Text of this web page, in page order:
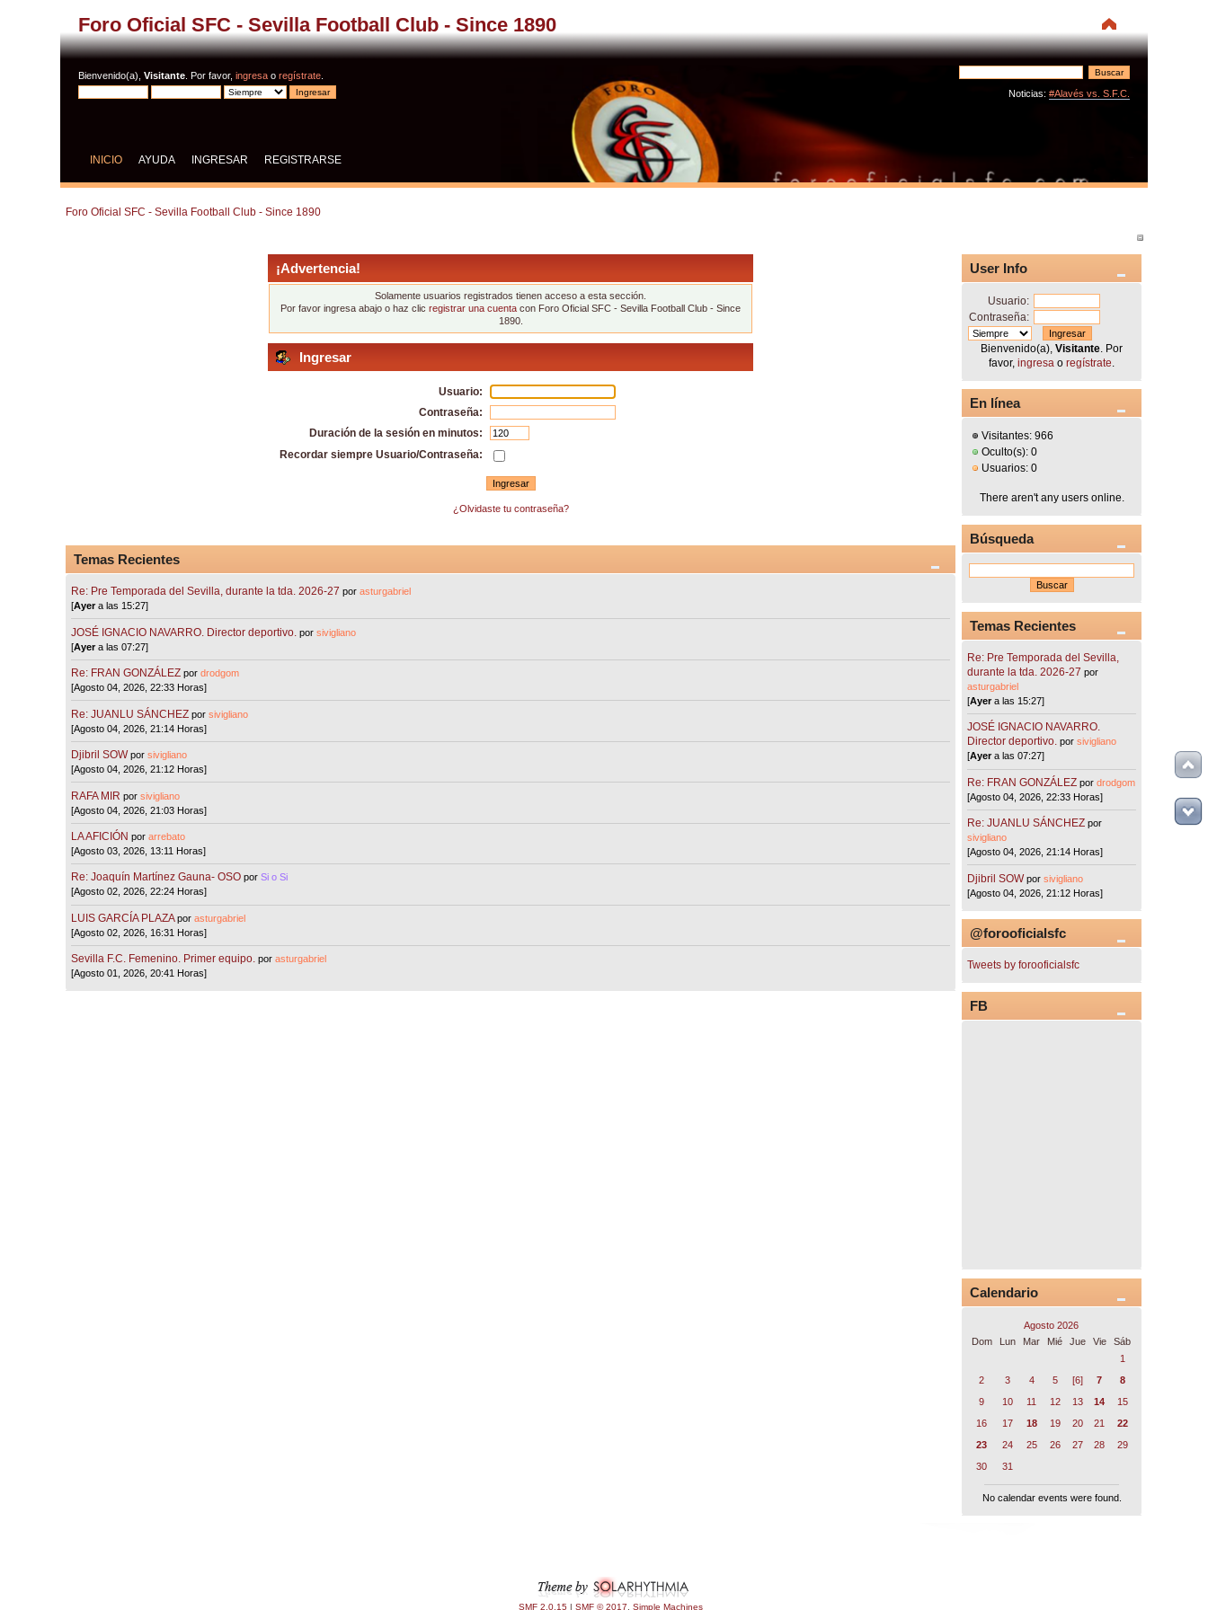
Foro Oficial SFC - Sevilla Football Club - Since 1890
Bienvenido(a),Visitante . Por favor,ingresa oregístrate
Noticias: #Alavés vs. S.F.C.
INICIO AYUDA INGRESAR REGISTRARSE
Foro Oficial SFC - Sevilla Football Club - Since 1890
¡Advertencia!
Solamente usuarios registrados tienen acceso a esta sección.
Por favor ingresa abajo o haz clicregistrar una cuenta con Foro Oficial SFC - Sevilla Football Club - Since
1890.
Ingresar
Usuario:
Contraseña:
Duración de la sesión en minutos:
Recordar siempre Usuario/Contraseña:
¿Olvidaste tu contraseña?
Temas Recientes
Re: Pre Temporada del Sevilla, durante la tda. 2026-27 porasturgabriel
[Ayera las 15:27]
JOSÉ IGNACIO NAVARRO. Director deportivo. porsivigliano
[Ayera las 07:27]
Re: FRAN GONZÁLEZ pordrodgom
[Agosto 04, 2026, 22:33 Horas]
Re: JUANLU SÁNCHEZ porsivigliano
[Agosto 04, 2026, 21:14 Horas]
Djibril SOW porsivigliano
[Agosto 04, 2026, 21:12 Horas]
RAFA MIR porsivigliano
[Agosto 04, 2026, 21:03 Horas]
LA AFICIÓN porarrebato
[Agosto 03, 2026, 13:11 Horas]
Re: Joaquín Martínez Gauna- OSO porSi o Si
[Agosto 02, 2026, 22:24 Horas]
LUIS GARCÍA PLAZA porasturgabriel
[Agosto 02, 2026, 16:31 Horas]
Sevilla F.C. Femenino. Primer equipo. porasturgabriel
[Agosto 01, 2026, 20:41 Horas]
User Info
Usuario:
Contraseña:
Bienvenido(a),Visitante . Por
favor,ingresa oregístrate
En línea
Visitantes: 966
Oculto(s): 0
Usuarios: 0
There aren't any users online.
Búsqueda
Temas Recientes
Re: Pre Temporada del Sevilla,
durante la tda. 2026-27 por
asturgabriel
[Ayera las 15:27]
JOSÉ IGNACIO NAVARRO.
Director deportivo. porsivigliano
[Ayera las 07:27]
Re: FRAN GONZÁLEZ pordrodgom
[Agosto 04, 2026, 22:33 Horas]
Re: JUANLU SÁNCHEZ por
sivigliano
[Agosto 04, 2026, 21:14 Horas]
Djibril SOW porsivigliano
[Agosto 04, 2026, 21:12 Horas]
@forooficialsfc
Tweets by forooficialsfc
FB
Calendario
Agosto 2026
Dom
Lun Mar Mié Jue Vie
Sáb
1
2
3 4 5 [6] 7
8
9
10 11 12 13 14
15
16
17 18 19 20 21
22
23
24 25 26 27 28
29
30
31
No calendar events were found.
SMF 2.0.15 | SMF © 2017 Simple Machines